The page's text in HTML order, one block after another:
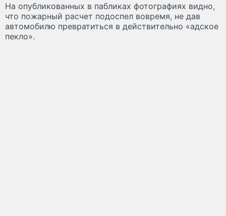
На опубликованных в пабликах фотографиях видно,
что пожарный расчет подоспел вовремя, не дав
автомобилю превратиться в действительно «адское
пекло».